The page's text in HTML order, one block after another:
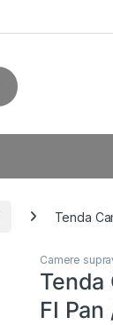
Tenda
Camere
FI Pan